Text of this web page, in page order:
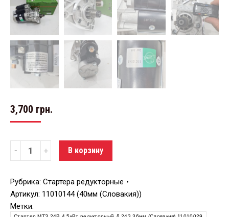
3,700 грн.
Количество В корзину
Рубрика: Стартера редукторные
Артикул: 11010144 (40мм (Словакия))
Метки: